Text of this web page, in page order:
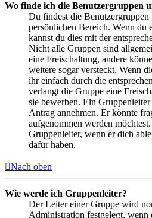
Wo finde ich die Benutzergruppen
Du findest die
persönlichen Bereich. Wenn du
kannst du dies mit der
Nicht alle Gruppen sind
eine Freischaltung, andere
weitere sogar versteckt. Wenn
ihr einfach durch die
verlangt die Gruppe eine
sie bewerben. Ein
Antrag annehmen. Er könnte
aufgenommen werden
Gruppenleiter, wenn er dich
dafür haben.
Nach oben
Wie werde ich Gruppenleiter?
Der Leiter einer Gruppe wird
Administration festgelegt,